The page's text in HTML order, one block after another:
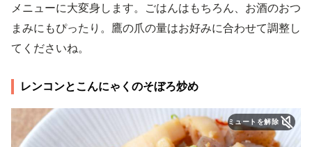
メニューに大変身します。ごはんはもちろん、お酒のおつ
まみにもぴったり。鷹の爪の量はお好みに合わせて調整し
てくださいね。
レンコンとこんにゃくのそぼろ炒め
ミュートを解除